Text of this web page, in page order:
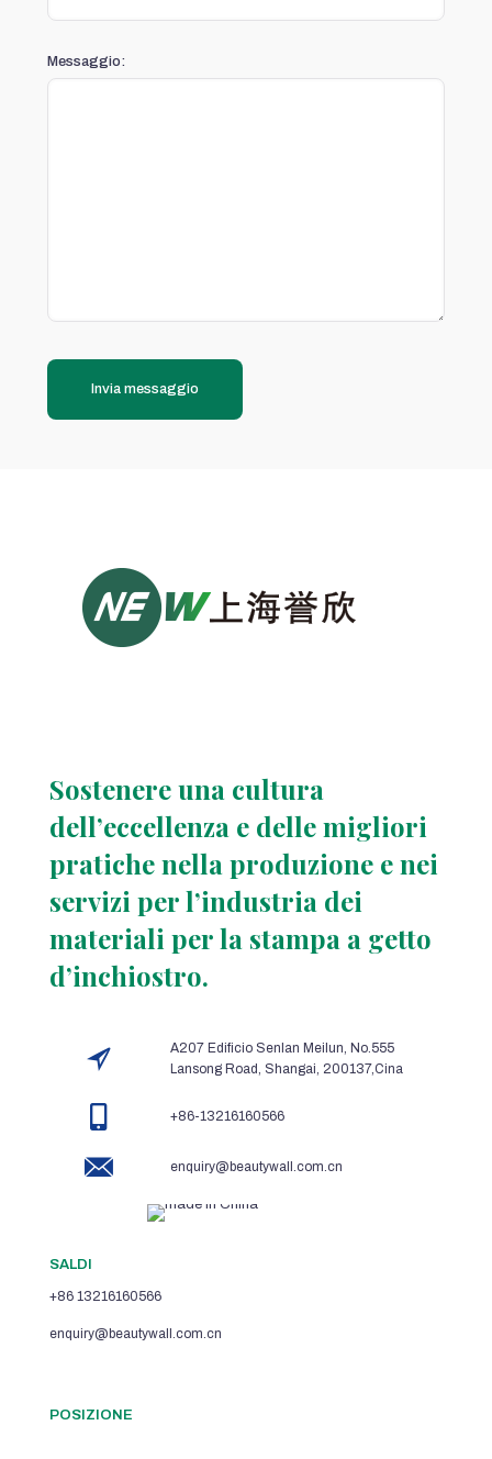
Messaggio:
Sostenere una cultura
dell’eccellenza e delle migliori
pratiche nella produzione e nei
servizi per l’industria dei
materiali per la stampa a getto
d’inchiostro.
A207 Edificio Senlan Meilun, No.555
Lansong Road, Shangai, 200137,Cina
+86-13216160566
enquiry@beautywall.com.cn
SALDI
+86 13216160566
enquiry@beautywall.com.cn
POSIZIONE